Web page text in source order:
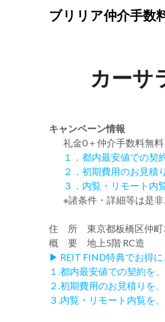
ブリリア仲介手数
カーサ
キャンペーン情報
礼金0 ＋仲介手数料無料
１．都内最安値での契
２．初期費用のお見積
３．内覧・リモート内
※諸条件・詳細等は是非
住 所 東京都板橋区仲町
概 要 地上5階 RC造
▶ REIT FIND特典でお得に
１.都内最安値での契約を
２.初期費用のお見積りを
３.内覧・リモート内覧を